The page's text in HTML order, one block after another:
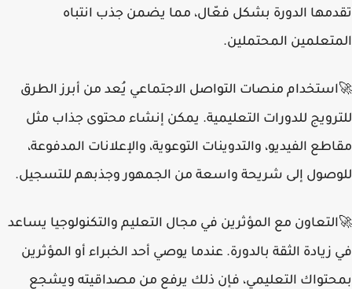
تقدمها الدورة بشكل فعّال، مما يضمن جذب انتباه
المتعلمين المحتملين.
🚀استخدام منصات التواصل الاجتماعي يُعد من أبرز الطرق
للترويج للدورات التعليمية. يمكن إنشاء محتوى جذاب مثل
مقاطع الفيديو، والتدوينات التوعوية، والإعلانات المدفوعة،
للوصول إلى شريحة واسعة من الجمهور وجذبهم للتسجيل.
🚀التعاون مع المؤثرين في مجال التعليم والتكنولوجيا يساعد
في زيادة الثقة بالدورة. عندما يوصي أحد الخبراء أو المؤثرين
بمحتواك التعليمي، فإن ذلك يرفع من مصداقيته ويشجع